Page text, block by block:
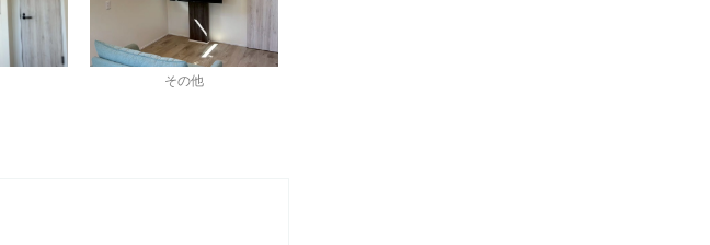
その他